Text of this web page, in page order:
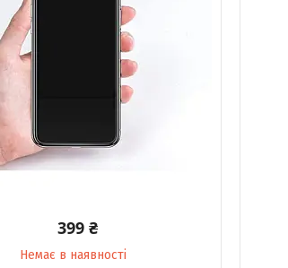
399 ₴
Немає в наявності